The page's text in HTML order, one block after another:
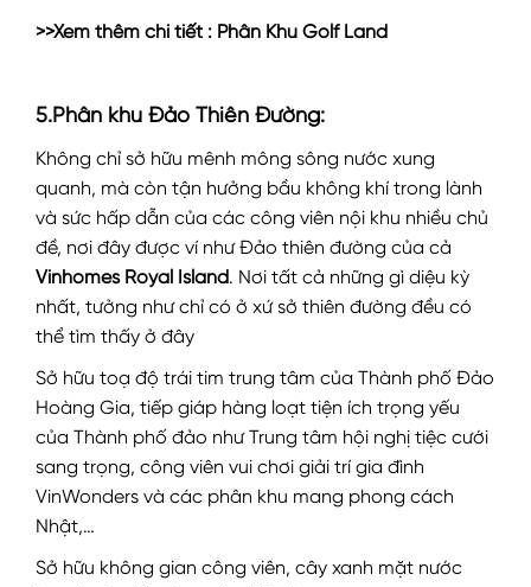
>>Xem thêm chi tiết : Phân Khu Golf Land
5.Phân khu Đảo Thiên Đường:
Không chỉ sở hữu mênh mông sông nước xung
quanh, mà còn tận hưởng bầu không khí trong lành
và sức hấp dẫn của các công viên nội khu nhiều chủ
đề, nơi đây được ví như Đảo thiên đường của cả
Vinhomes Royal Island. Nơi tất cả những gì diệu kỳ
nhất, tưởng như chỉ có ở xứ sở thiên đường đều có
thể tìm thấy ở đây
Sở hữu toạ độ trái tim trung tâm của Thành phố Đảo
Hoàng Gia, tiếp giáp hàng loạt tiện ích trọng yếu
của Thành phố đảo như Trung tâm hội nghị tiệc cưới
sang trọng, công viên vui chơi giải trí gia đình
VinWonders và các phân khu mang phong cách
Nhật,…
Sở hữu không gian công viên, cây xanh mặt nước